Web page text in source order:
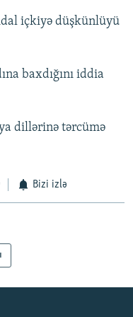
içkiyə düşkünlüyü
baxdığını iddia
dillərinə tərcümə
Bizi izlə